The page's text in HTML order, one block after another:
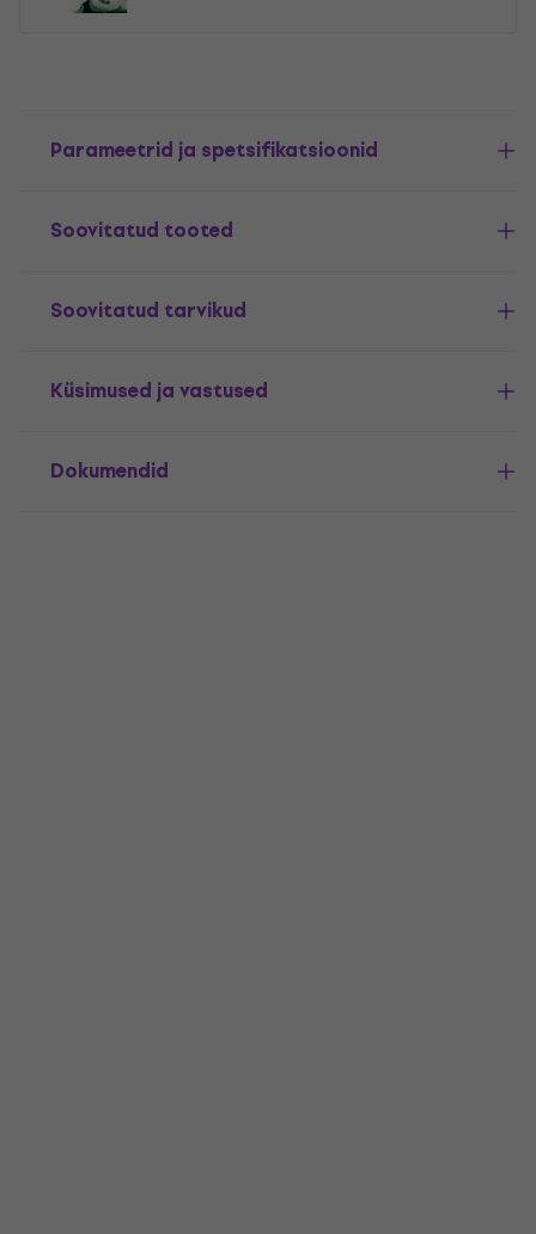
Parameetrid ja spetsifikatsioonid
Soovitatud tooted
Soovitatud tarvikud
Küsimused ja vastused
Dokumendid